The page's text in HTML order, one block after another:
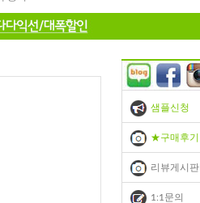
샘플신청
★구매후기
리뷰게시판
1:1문의